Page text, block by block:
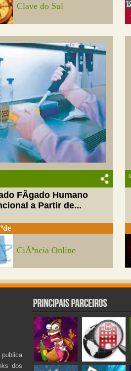
Clave do Sul
FÃ­gado Humano
a Partir de...
CiÃªncia Online
dos